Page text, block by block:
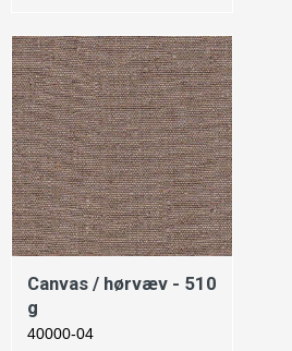
Canvas / hørvæv - 510
g
40000-04